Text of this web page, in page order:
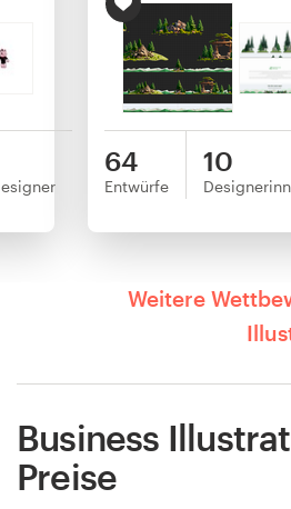
64
Entwürfe
10
Weitere
Business
Preise